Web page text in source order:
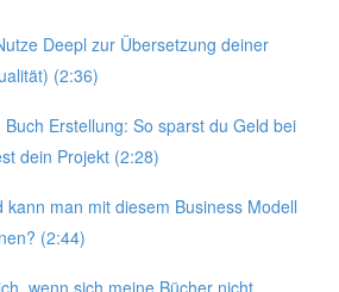
Deepl zur Übersetzung deiner
(2:36)
Buch Erstellung: So sparst du Geld bei
dein Projekt (2:28)
kann man mit diesem Business Modell
(2:44)
wenn sich meine Bücher nicht